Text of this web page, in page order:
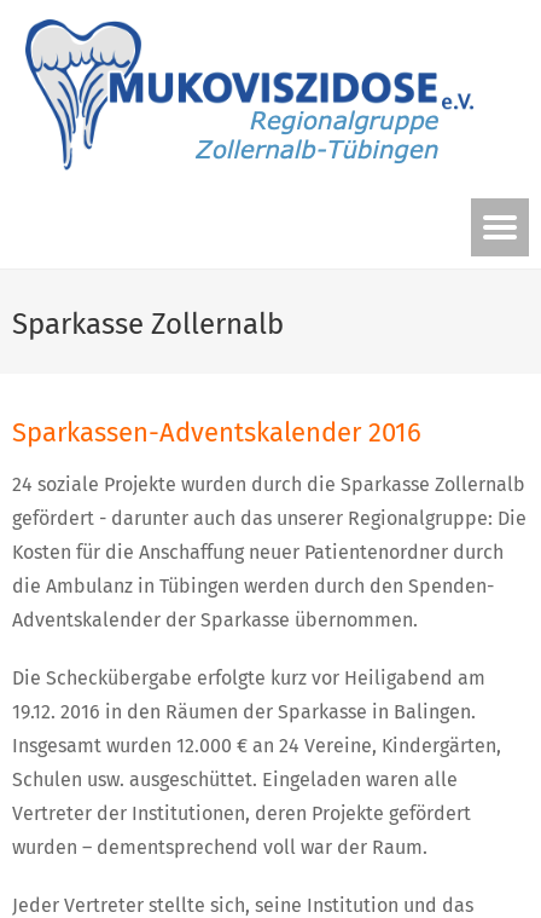
Sparkasse Zollernalb
Sparkassen-Adventskalender 2016
24 soziale Projekte wurden durch die Sparkasse Zollernalb
gefördert - darunter auch das unserer Regionalgruppe: Die
Kosten für die Anschaffung neuer Patientenordner durch
die Ambulanz in Tübingen werden durch den Spenden-
Adventskalender der Sparkasse übernommen.
Die Scheckübergabe erfolgte kurz vor Heiligabend am
19.12. 2016 in den Räumen der Sparkasse in Balingen.
Insgesamt wurden 12.000 € an 24 Vereine, Kindergärten,
Schulen usw. ausgeschüttet. Eingeladen waren alle
Vertreter der Institutionen, deren Projekte gefördert
wurden – dementsprechend voll war der Raum.
Jeder Vertreter stellte sich, seine Institution und das